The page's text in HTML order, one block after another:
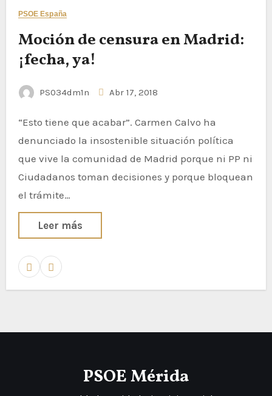
PSOE España
Moción de censura en Madrid:
¡fecha, ya!
PS034dm1n Abr 17, 2018
“Esto tiene que acabar”. Carmen Calvo ha
denunciado la insostenible situación política
que vive la comunidad de Madrid porque ni PP ni
Ciudadanos toman decisiones y porque bloquean
el trámite…
Leer más
PSOE Mérida